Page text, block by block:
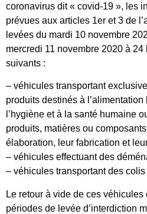
coronavirus dit « covid-19 », les
prévues aux articles 1er et 3 de
levées du mardi 10 novembre
mercredi 11 novembre 2020 à
suivants :
– véhicules transportant
produits destinés à
l’hygiène et à la santé humaine
produits, matières ou
élaboration, leur fabrication et
– véhicules effectuant des
– véhicules transportant des
Le retour à vide de ces
périodes de levée d’interdiction